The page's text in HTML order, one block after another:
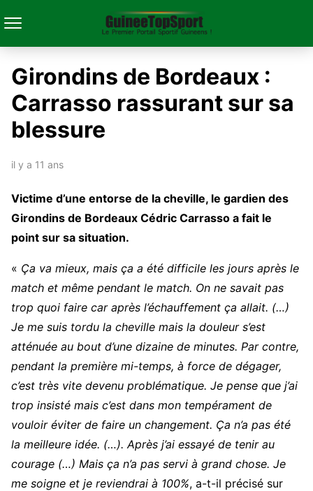
Girondins de Bordeaux :
Carrasso rassurant sur sa
blessure
il y a 11 ans
Victime d’une entorse de la cheville, le gardien des
Girondins de Bordeaux Cédric Carrasso a fait le
point sur sa situation.
« Ça va mieux, mais ça a été difficile les jours après le
match et même pendant le match. On ne savait pas
trop quoi faire car après l’échauffement ça allait. (…)
Je me suis tordu la cheville mais la douleur s’est
atténuée au bout d’une dizaine de minutes. Par contre,
pendant la première mi-temps, à force de dégager,
c’est très vite devenu problématique. Je pense que j’ai
trop insisté mais c’est dans mon tempérament de
vouloir éviter de faire un changement. Ça n’a pas été
la meilleure idée. (…). Après j’ai essayé de tenir au
courage (…) Mais ça n’a pas servi à grand chose. Je
me soigne et je reviendrai à 100%, a-t-il précisé sur